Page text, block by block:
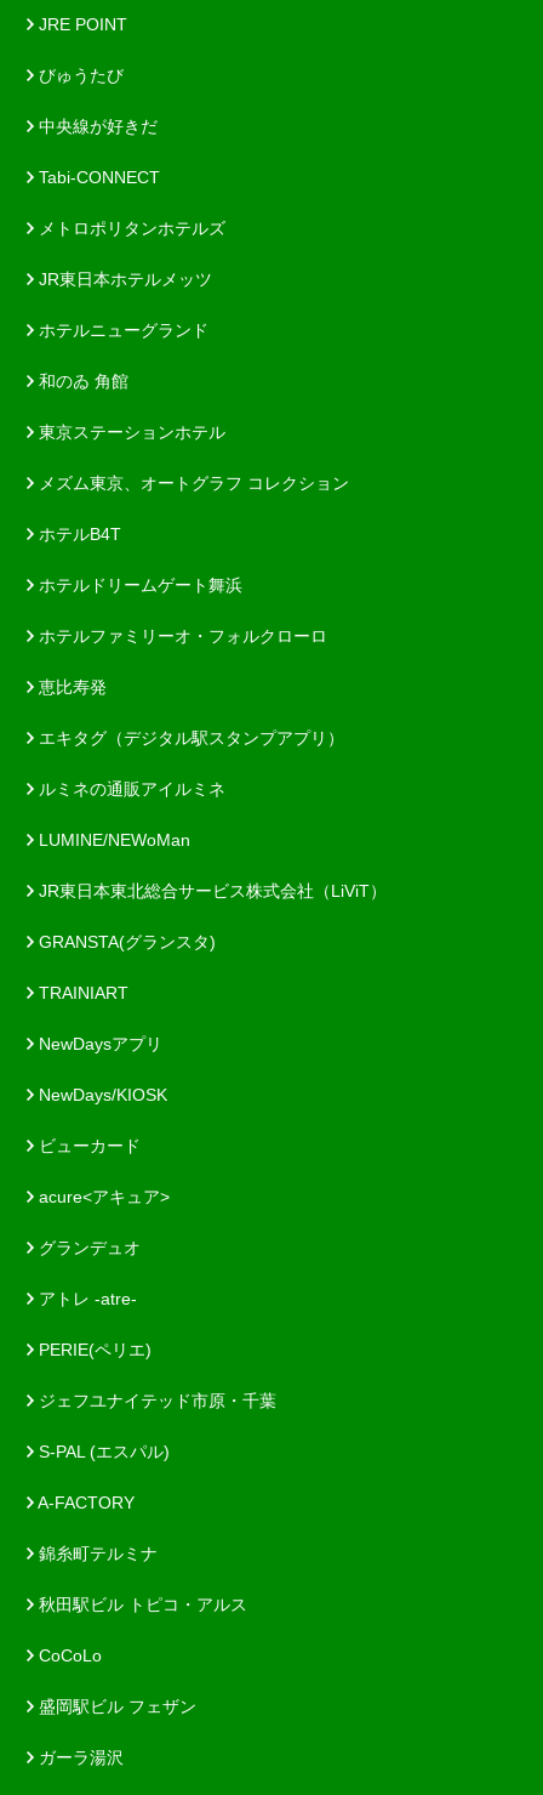
JRE POINT
びゅうたび
中央線が好きだ
Tabi-CONNECT
メトロポリタンホテルズ
JR東日本ホテルメッツ
ホテルニューグランド
和のゐ 角館
東京ステーションホテル
メズム東京、オートグラフ コレクション
ホテルB4T
ホテルドリームゲート舞浜
ホテルファミリーオ・フォルクローロ
恵比寿発
エキタグ（デジタル駅スタンプアプリ）
ルミネの通販アイルミネ
LUMINE/NEWoMan
JR東日本東北総合サービス株式会社（LiViT）
GRANSTA(グランスタ)
TRAINIART
NewDaysアプリ
NewDays/KIOSK
ビューカード
acure<アキュア>
グランデュオ
アトレ -atre-
PERIE(ペリエ)
ジェフユナイテッド市原・千葉
S-PAL (エスパル)
A-FACTORY
錦糸町テルミナ
秋田駅ビル トピコ・アルス
CoCoLo
盛岡駅ビル フェザン
ガーラ湯沢